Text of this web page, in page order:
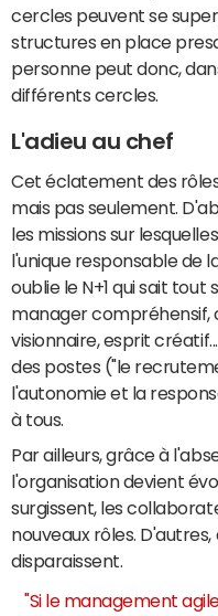
cercles peuvent se
structures en place
personne peut donc,
différents cercles.
L'adieu au chef
Cet éclatement des
mais pas seulement.
les missions sur
l'unique responsable de
oublie le N+1 qui sait
manager compréhensif,
visionnaire, esprit
des postes ("le
l'autonomie et la
à tous.
Par ailleurs, grâce à
l'organisation devient
surgissent, les
nouveaux rôles.
disparaissent.
"Si le management